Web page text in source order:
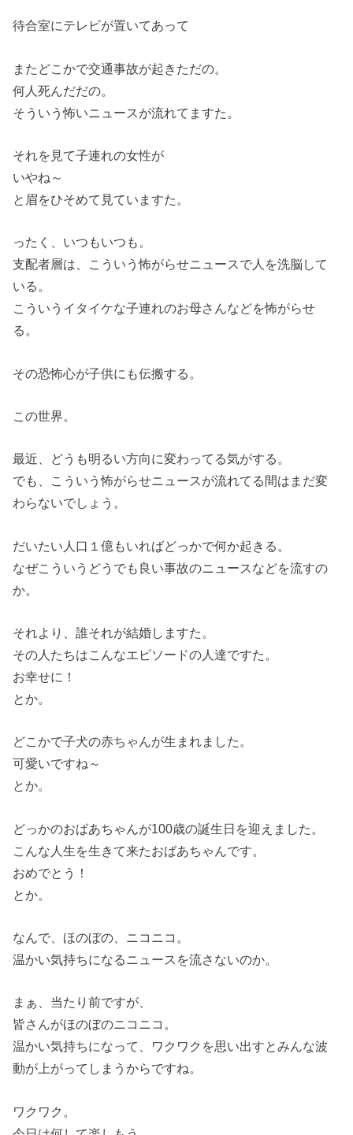
待合室にテレビが置いてあって
またどこかで交通事故が起きただの。
何人死んだだの。
そういう怖いニュースが流れてますた。
それを見て子連れの女性が
いやね～
と眉をひそめて見ていますた。
ったく、いつもいつも。
支配者層は、こういう怖がらせニュースで人を洗脳して
いる。
こういうイタイケな子連れのお母さんなどを怖がらせ
る。
その恐怖心が子供にも伝搬する。
この世界。
最近、どうも明るい方向に変わってる気がする。
でも、こういう怖がらせニュースが流れてる間はまだ変
わらないでしょう。
だいたい人口１億もいればどっかで何か起きる。
なぜこういうどうでも良い事故のニュースなどを流すの
か。
それより、誰それが結婚しますた。
その人たちはこんなエピソードの人達ですた。
お幸せに！
とか。
どこかで子犬の赤ちゃんが生まれました。
可愛いですね～
とか。
どっかのおばあちゃんが100歳の誕生日を迎えました。
こんな人生を生きて来たおばあちゃんです。
おめでとう！
とか。
なんで、ほのぼの、ニコニコ。
温かい気持ちになるニュースを流さないのか。
まぁ、当たり前ですが、
皆さんがほのぼのニコニコ。
温かい気持ちになって、ワクワクを思い出すとみんな波
動が上がってしまうからですね。
ワクワク。